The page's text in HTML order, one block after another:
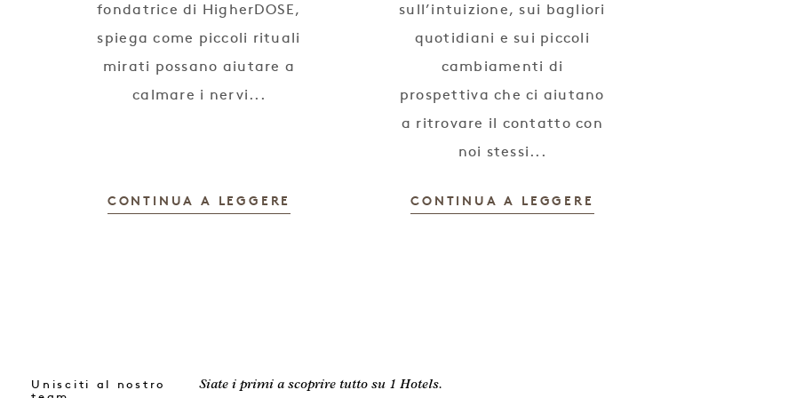
fondatrice di HigherDOSE,
spiega come piccoli rituali
mirati possano aiutare a
calmare i nervi...
CONTINUA A LEGGERE
sull’intuizione, sui bagliori
quotidiani e sui piccoli
cambiamenti di
prospettiva che ci aiutano
a ritrovare il contatto con
noi stessi...
CONTINUA A LEGGERE
Unisciti al nostro
Siate i primi a scoprire tutto su 1 Hotels.